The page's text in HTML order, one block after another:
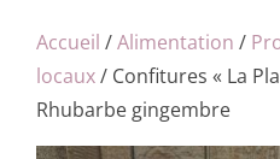
Accueil /Alimentation /
locaux/ Confitures « La
Rhubarbe gingembre